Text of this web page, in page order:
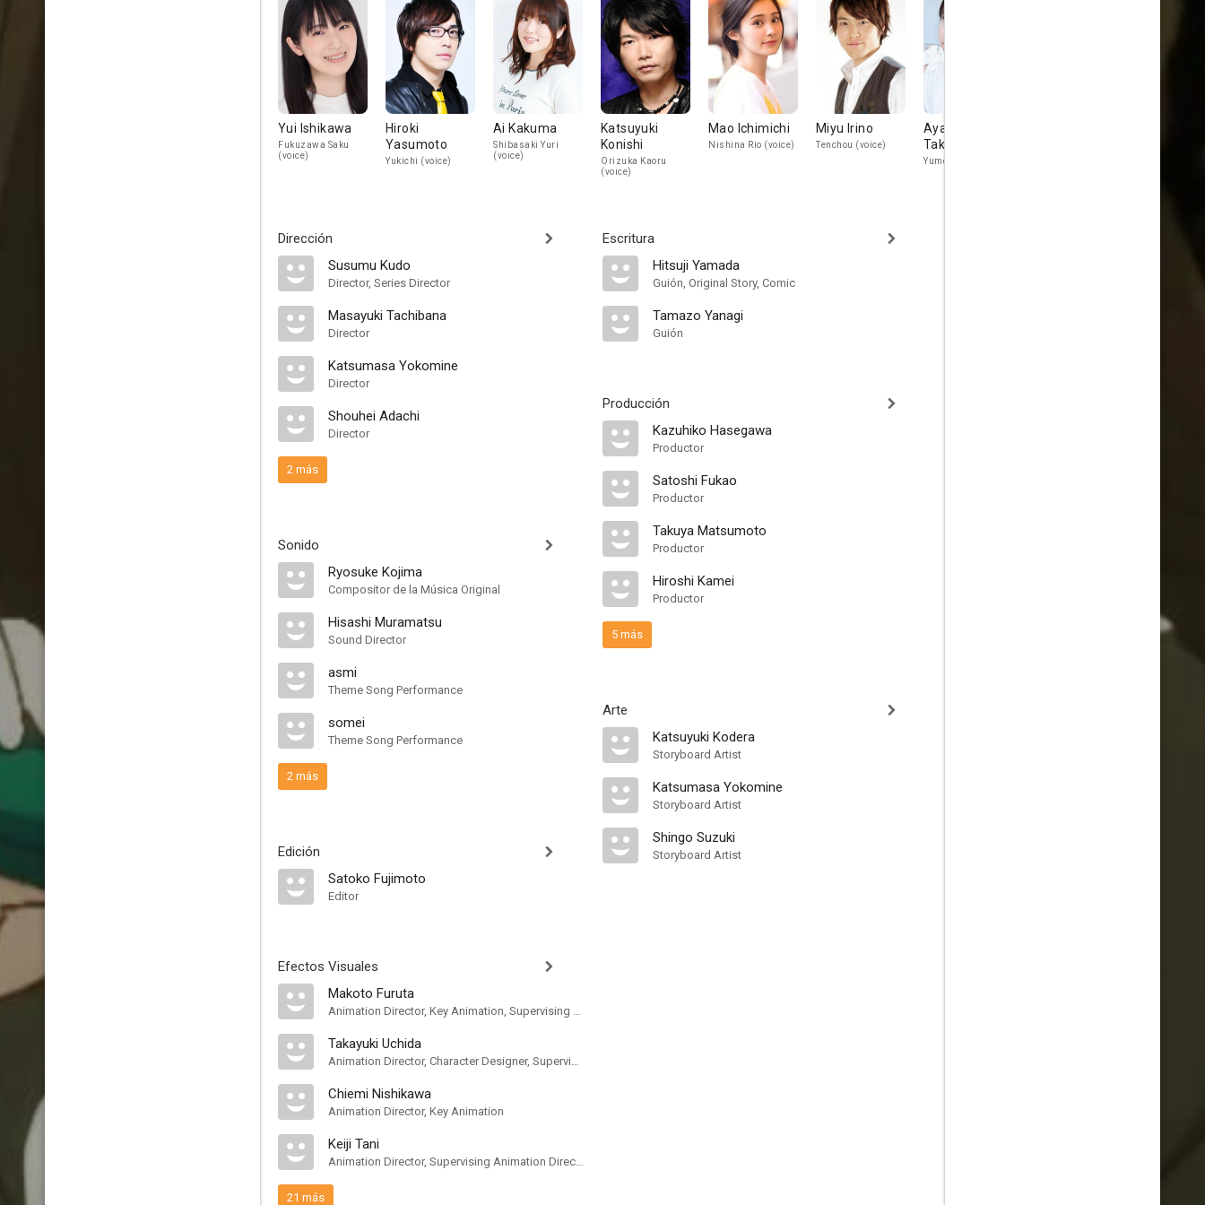
Yui Ishikawa
Fukuzawa Saku
(voice)
Hiroki
Yasumoto
Yukichi (voice)
Ai Kakuma
Shibasaki Yuri
(voice)
Katsuyuki
Konishi
Orizuka Kaoru
(voice)
Mao Ichimichi
Nishina Rio (voice)
Miyu Irino
Tenchou (voice)
Ayana
Taketatsu
Yume (voice)
Dirección
Susumu Kudo
Director, Series Director
Masayuki Tachibana
Director
Katsumasa Yokomine
Director
Shouhei Adachi
Director
2 más
Sonido
Ryosuke Kojima
Compositor de la Música Original
Hisashi Muramatsu
Sound Director
asmi
Theme Song Performance
somei
Theme Song Performance
2 más
Edición
Satoko Fujimoto
Editor
Efectos Visuales
Makoto Furuta
Animation Director, Key Animation, Supervising Animation Director
Takayuki Uchida
Animation Director, Character Designer, Supervising Animation Director
Chiemi Nishikawa
Animation Director, Key Animation
Keiji Tani
Animation Director, Supervising Animation Director
21 más
Escritura
Hitsuji Yamada
Guión, Original Story, Comic
Tamazo Yanagi
Guión
Producción
Kazuhiko Hasegawa
Productor
Satoshi Fukao
Productor
Takuya Matsumoto
Productor
Hiroshi Kamei
Productor
5 más
Arte
Katsuyuki Kodera
Storyboard Artist
Katsumasa Yokomine
Storyboard Artist
Shingo Suzuki
Storyboard Artist